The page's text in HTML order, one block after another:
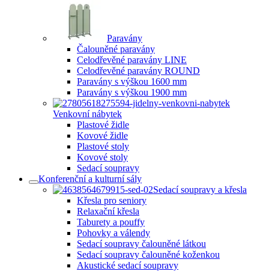
Paravány
Čalouněné paravány
Celodřevěné paravány LINE
Celodřevěné paravány ROUND
Paravány s výškou 1600 mm
Paravány s výškou 1900 mm
Venkovní nábytek
Plastové židle
Kovové židle
Plastové stoly
Kovové stoly
Sedací soupravy
Konferenční a kulturní sály
Sedací soupravy a křesla
Křesla pro seniory
Relaxační křesla
Taburety a pouffy
Pohovky a válendy
Sedací soupravy čalouněné látkou
Sedací soupravy čalouněné koženkou
Akustické sedací soupravy